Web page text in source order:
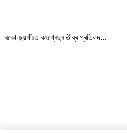
বকো-ছয়গাঁৱত কংগ্ৰেছৰ তীব্ৰ প্ৰতিবাদ...